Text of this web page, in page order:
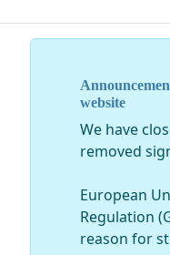
website
We have
removed
European
Regulation
reason for